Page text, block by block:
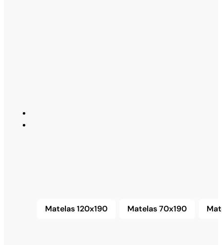
Matelas 120x190Matelas 120x190Matelas 70x190Matelas 70x190